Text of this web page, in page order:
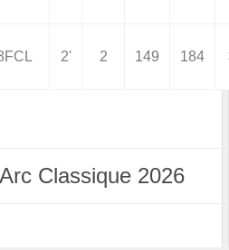
2' 2 149 184
Classique 2026